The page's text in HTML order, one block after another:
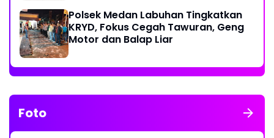
Polsek Medan Labuhan Tingkatkan
KRYD, Fokus Cegah Tawuran, Geng
Motor dan Balap Liar
Foto